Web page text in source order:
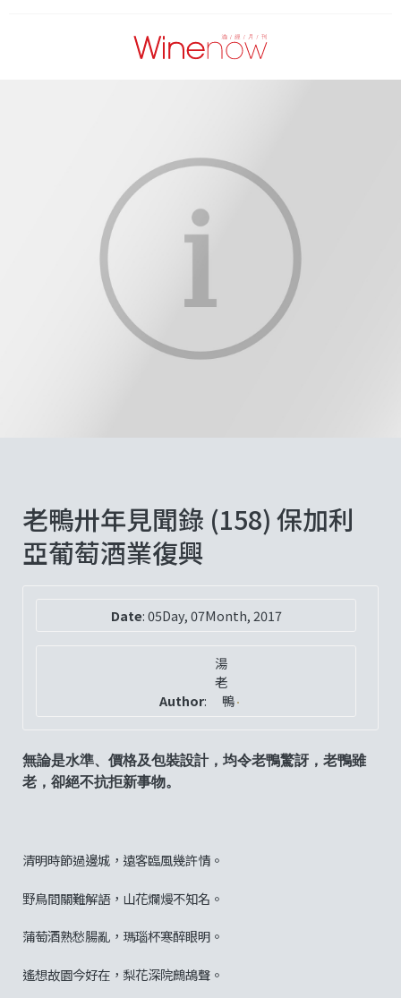
老鴨卅年見聞錄 (158) 保加利
亞葡萄酒業復興
Date:05Day, 07Month, 2017
Author:
湯
老
鴨
無論是水準、價格及包裝設計，均令老鴨驚訝，老鴨雖
老，卻絕不抗拒新事物。
清明時節過邊城，遠客臨風幾許情。
野鳥間關難解語，山花爛熳不知名。
蒲萄酒熟愁腸亂，瑪瑙杯寒醉眼明。
遙想故園今好在，梨花深院鷓鴣聲。